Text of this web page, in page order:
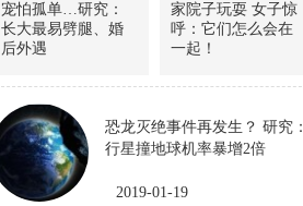
宠怕孤单…研究：
长大最易劈腿、婚
后外遇
家院子玩耍 女子惊
呼：它们怎么会在
一起！
恐龙灭绝事件再发生？ 研究：
行星撞地球机率暴增2倍
2019-01-19